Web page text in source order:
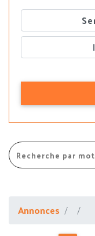
Annonces